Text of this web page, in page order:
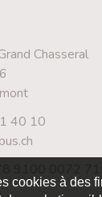
Chasseral
40 10
cookies à des